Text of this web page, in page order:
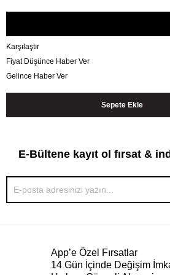
Karşılaştır
Fiyat Düşünce Haber Ver
Gelince Haber Ver
E-Bültene kayıt ol fırsat &
App’e Özel Fırsatlar
14 Gün İçinde Değişim